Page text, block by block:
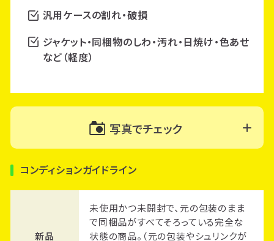
汎用ケースの割れ・破損
ジャケット・同梱物のしわ・汚れ・日焼け・色あせ
など（軽度）
写真でチェック
コンディションガイドライン
新品
未使用かつ未開封で、元の包装のまま
で同梱品がすべてそろっている完全な
状態の商品。（元の包装やシュリンクが